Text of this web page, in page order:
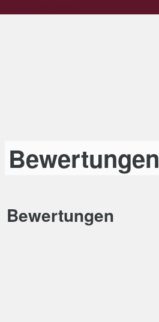
Bewertungen
Bewertungen